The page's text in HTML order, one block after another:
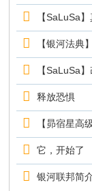
【SaLuSa
【银河法典】
【SaLuSa
释放恐惧
【昴宿星高
它，开始了
银河联邦简